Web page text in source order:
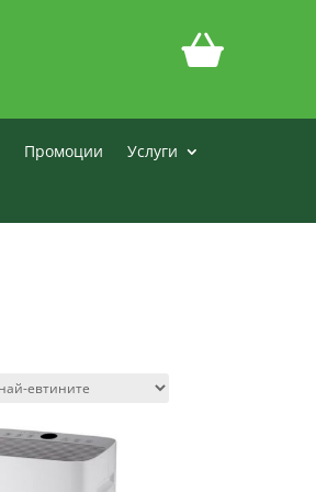
Промоции
Услуги